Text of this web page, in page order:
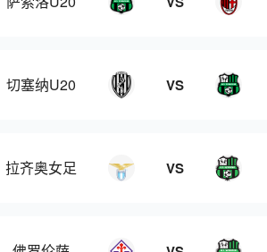
切塞纳U20 VS
拉齐奥女足 VS